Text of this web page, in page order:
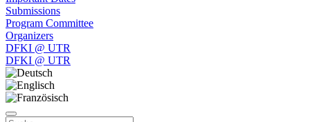
Submissions
Program Committee
Organizers
DFKI @ UTR
DFKI @ UTR